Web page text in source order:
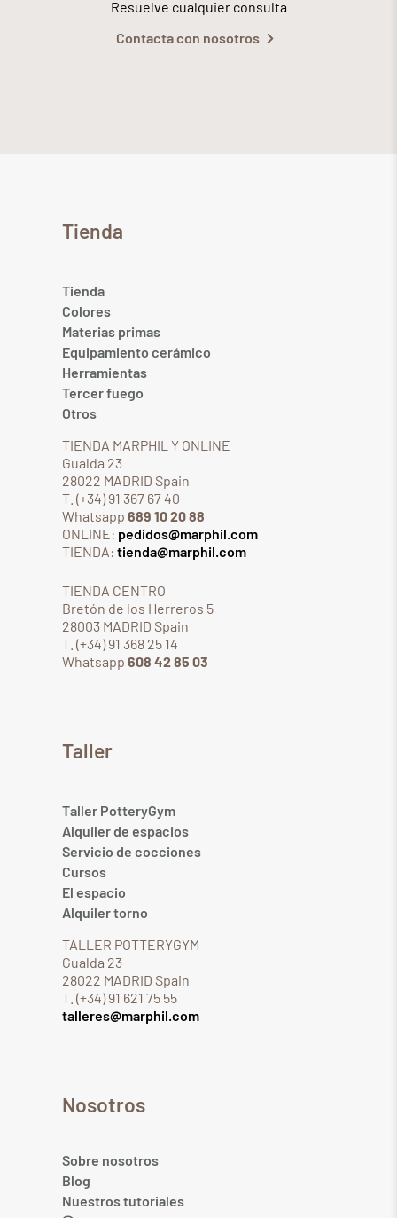
Resuelve cualquier consulta
Contacta con nosotros
Tienda
Tienda
Colores
Materias primas
Equipamiento cerámico
Herramientas
Tercer fuego
Otros
TIENDA MARPHIL Y ONLINE
Gualda 23
28022 MADRID Spain
T. (+34) 91 367 67 40
Whatsapp 689 10 20 88
ONLINE: pedidos@marphil.com
TIENDA: tienda@marphil.com
TIENDA CENTRO
Bretón de los Herreros 5
28003 MADRID Spain
T. (+34) 91 368 25 14
Whatsapp 608 42 85 03
Taller
Taller PotteryGym
Alquiler de espacios
Servicio de cocciones
Cursos
El espacio
Alquiler torno
TALLER POTTERYGYM
Gualda 23
28022 MADRID Spain
T. (+34) 91 621 75 55
talleres@marphil.com
Nosotros
Sobre nosotros
Blog
Nuestros tutoriales